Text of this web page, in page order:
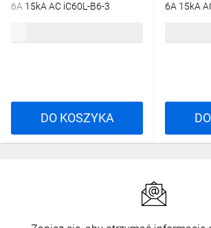
6A 15kA AC iC60L-B6-3
DO KOSZYKA
6A 15kA